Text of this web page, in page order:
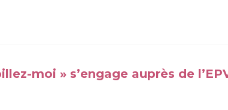
moi » s’engage auprès de